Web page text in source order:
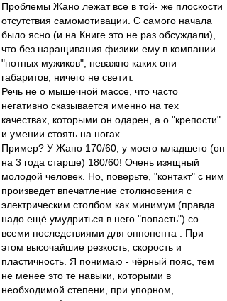
Проблемы Жано лежат все в той- же плоскости
отсутствия самомотивации. С самого начала
было ясно (и на Книге это не раз обсуждали),
что без наращивания физики ему в компании
"потных мужиков", неважно каких они
габаритов, ничего не светит.
Речь не о мышечной массе, что часто
негативно сказывается именно на тех
качествах, которыми он одарен, а о "крепости"
и умении стоять на ногах.
Пример? У Жано 170/60, у моего младшего (он
на 3 года старше) 180/60! Очень изящный
молодой человек. Но, поверьте, "контакт" с ним
произведет впечатление столкновения с
электрическим столбом как минимум (правда
надо ещё умудриться в него "попасть") со
всеми последствиями для оппонента . При
этом высочайшие резкость, скорость и
пластичность. Я понимаю - чёрный пояс, тем
не менее это те навыки, которыми в
необходимой степени, при упорном,